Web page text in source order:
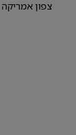
צפון אמריקה